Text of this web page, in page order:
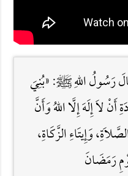
رَسُولُ اللهِ ﷺ: «بُنِيَ
إِلَهَ إِلَّا اللهُ وَأَنَّ
وَإِيتَاءِ الزَّكَاةِ،